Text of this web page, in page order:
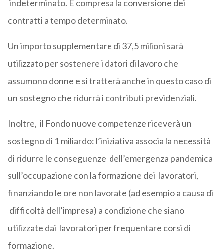
indeterminato. E compresa la conversione dei
contratti a tempo determinato.
Un importo supplementare di 37,5 milioni sarà
utilizzato per sostenere i datori di lavoro che
assumono donne e si tratterà anche in questo caso di
un sostegno che ridurrà i contributi previdenziali.
Inoltre, il Fondo nuove competenze riceverà un
sostegno di 1 miliardo: l’iniziativa associa la necessità
di ridurre le conseguenze dell’emergenza pandemica
sull’occupazione con la formazione dei lavoratori,
finanziando le ore non lavorate (ad esempio a causa di
difficoltà dell’impresa) a condizione che siano
utilizzate dai lavoratori per frequentare corsi di
formazione.